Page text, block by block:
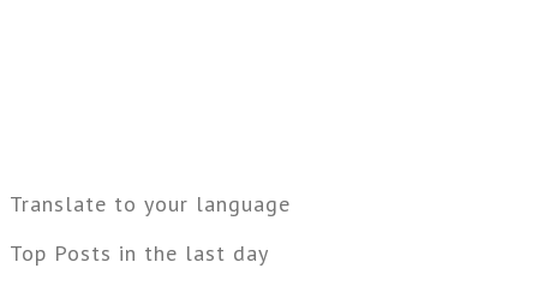
Translate to your language
Top Posts in the last day